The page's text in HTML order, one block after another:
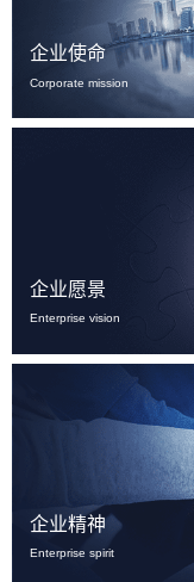
企业使命
Corporate mission
企业愿景
Enterprise vision
企业精神
Enterprise spirit